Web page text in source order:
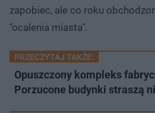
zapobiec, ale co roku
"ocalenia miasta".
PRZECZYTAJ TAKŻE:
Opuszczony kompleks
Porzucone budynki straszą